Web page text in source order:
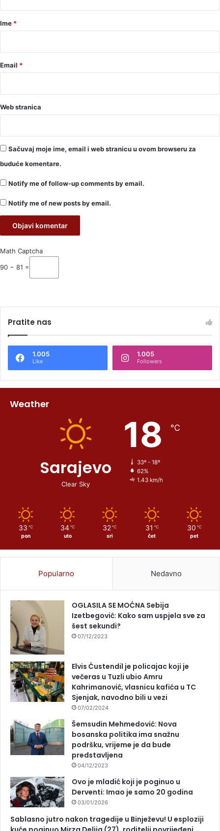
rIme *
Email *
Web stranica
Sačuvaj moje ime, email i web stranicu u ovom browseru za
buduće komentare.
Notify me of follow-up comments by email.
Notify me of new posts by email.
Math Captcha
90 − 81 =
Pratite nas
1.005
Like
1.005
Followers
Weather
Sarajevo
Clear Sky
18 ℃
33º - 18º
62%
1.43 km/h
33 ℃
pon
34 ℃
uto
32 ℃
sri
31 ℃
čet
30 ℃
pet
Popularno Nedavno
OGLASILA SE MOĆNA Sebija
Izetbegović: Kako sam uspjela sve za
šest sekundi?
07/12/2023
Elvis Ćustendil je policajac koji je
večeras u Tuzli ubio Amru
Kahrimanović, vlasnicu kafića u TC
Sjenjak, navodno bili u vezi
07/02/2024
Šemsudin Mehmedović: Nova
bosanska politika ima snažnu
podršku, vrijeme je da bude
predstavljena
04/12/2023
Ovo je mladić koji je poginuo u
Derventi: Imao je samo 20 godina
03/01/2026
Sablasno jutro nakon tragedije u Binježevu! U esploziji